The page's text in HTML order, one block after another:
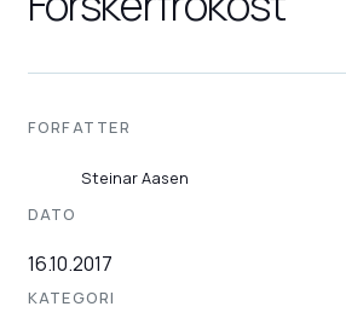
FORFATTER
Steinar Aasen
DATO
16.10.2017
KATEGORI